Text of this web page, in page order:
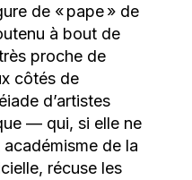
de « pape » de
à bout de
proche de
côtés de
d’artistes
— qui, si elle ne
de la
récuse les